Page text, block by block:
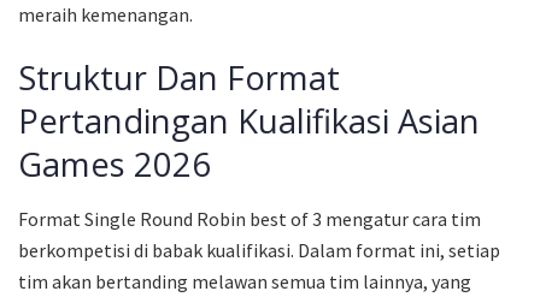
meraih kemenangan.
Struktur Dan Format
Pertandingan Kualifikasi Asian
Games 2026
Format Single Round Robin best of 3 mengatur cara tim
berkompetisi di babak kualifikasi. Dalam format ini, setiap
tim akan bertanding melawan semua tim lainnya, yang